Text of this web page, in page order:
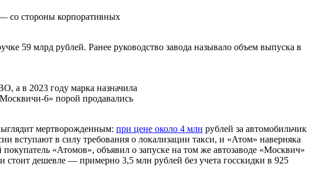
со стороны корпоративных
59 млрд рублей. Ранее руководство завода называло объем выпуска в
а в 2023 году марка назначила
6» порой продавались
мертворожденным: при цене около 4 млн рублей за автомобильчик
вступают в силу требования о локализации такси, и «Атом» наверняка
«Атомов», объявил о запуске на том же автозаводе «Москвич»
стоит дешевле — примерно 3,5 млн рублей без учета госскидки в 925